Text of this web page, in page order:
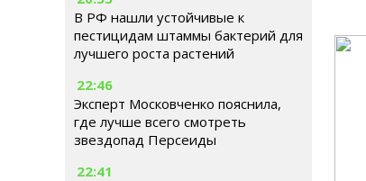
В РФ нашли устойчивые к
пестицидам штаммы бактерий для
лучшего роста растений
22:46
Эксперт Московченко пояснила,
где лучше всего смотреть
звездопад Персеиды
22:41